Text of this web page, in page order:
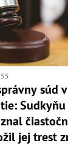
súd
Sudkyňu
jej trest